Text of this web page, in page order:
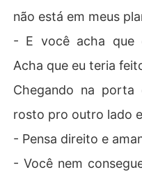
não está em meus
- E você acha que
Acha que eu teria
Chegando na
rosto pro outro lado
- Pensa direito e
- Você nem